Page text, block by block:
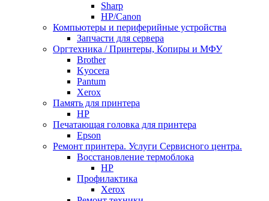
Sharp
НР/Сanon
Компьютеры и периферийные устройства
Запчасти для сервера
Оргтехника / Принтеры, Копиры и МФУ
Brother
Kyocera
Pantum
Xerox
Память для принтера
HP
Печатающая головка для принтера
Epson
Ремонт принтера. Услуги Сервисного центра.
Восстановление термоблока
HP
Профилактика
Xerox